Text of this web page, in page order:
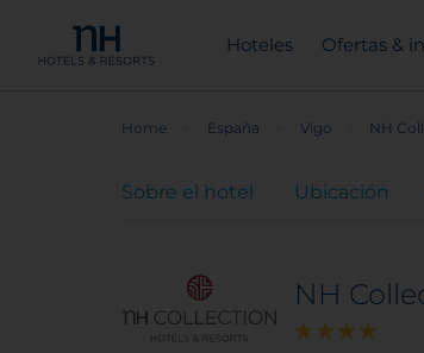
Hoteles Ofertas &
Home España Vigo NH
Sobre el hotel Ubicación
NH